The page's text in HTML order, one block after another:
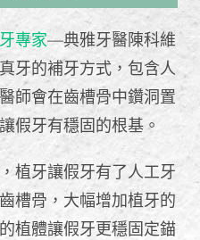
專家—典雅牙醫陳科維
牙的補牙方式，包含人
師會在齒槽骨中鑽洞置
假牙有穩固的根基。
植牙讓假牙有了人工牙
槽骨，大幅增加植牙的
植體讓假牙更穩固定錨